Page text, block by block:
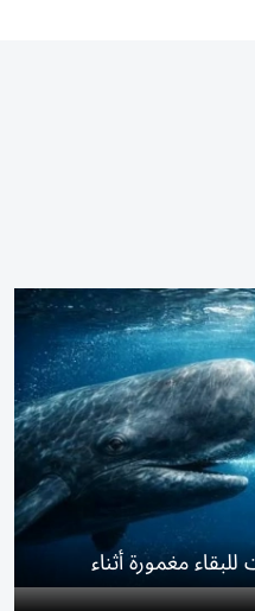
مغمورة أثناء